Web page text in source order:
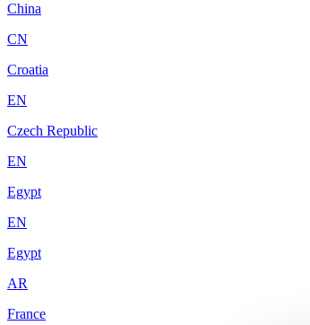
China
CN
Croatia
EN
Czech Republic
EN
Egypt
EN
Egypt
AR
France